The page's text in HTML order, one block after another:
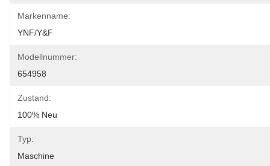
Markenname:
YNF/Y&F
Modellnummer:
654958
Zustand:
100% Neu
Typ:
Maschine